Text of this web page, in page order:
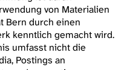
von Materialien
Bern durch einen
kenntlich gemacht wird.
umfasst nicht die
Postings an